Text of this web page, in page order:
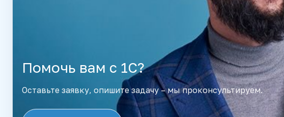
Помочь вам с 1С?
Оставьте заявку, опишите задачу – мы проконсультируем.